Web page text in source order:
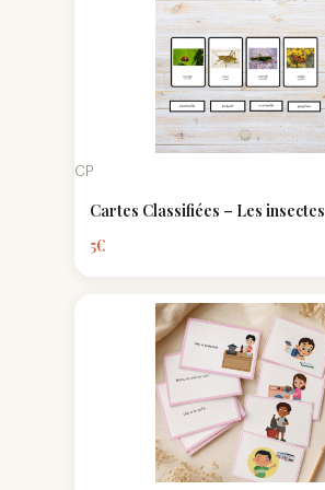
CP
Cartes Classifiées – Les insectes
5€